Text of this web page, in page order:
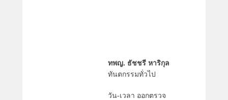
ทพญ. ธัชชรี หาริกุล
ทันตกรรมทั่วไป
วัน-เวลา ออกตรวจ